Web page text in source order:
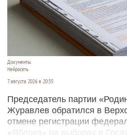
Документы.
Нейросеть
7 августа 2026 в 20:35
Председатель партии
Журавлев обратился в
отмене регистрации
«Яблока» на выборах в